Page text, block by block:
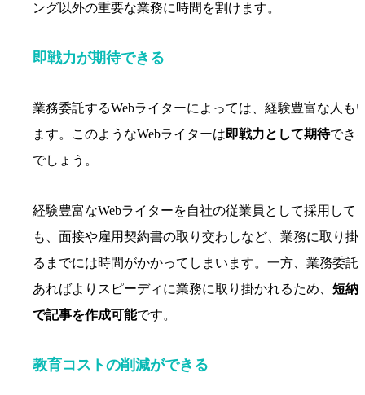
ング以外の重要な業務に時間を割けます。
即戦力が期待できる
業務委託するWebライターによっては、経験豊富な人も
ます。このようなWebライターは即戦力として期待でき
でしょう。
経験豊富なWebライターを自社の従業員として採用して
も、面接や雇用契約書の取り交わしなど、業務に取り掛
るまでには時間がかかってしまいます。一方、業務委託
あればよりスピーディに業務に取り掛かれるため、 短納
で記事を作成可能です。
教育コストの削減ができる